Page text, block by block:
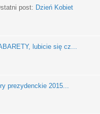
post: Dzień Kobiet
lubicie się cz...
prezydenckie 2015...